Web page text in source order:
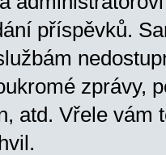
příspěvků.
zprávy,
atd. Vřele vám